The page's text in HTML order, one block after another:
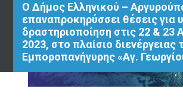
Ο Δήμος Ελληνικού –
επαναπροκηρύσσει θέσεις για
δραστηριοποίηση στις 22 & 23
2023, στο πλαίσιο διενέργειας
Εμποροπανήγυρης «Αγ.